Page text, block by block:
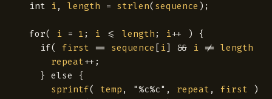
int i, length = strlen( sequence );
for( i = 1 ; i <= length ; i++ )
{
if( first == sequence [ i] && i != length
repeat++ ;
} else
{
sprintf( temp , "%c%c" , repeat , first
);